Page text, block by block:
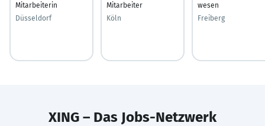
Mitarbeiterin
Düsseldorf
Mitarbeiter
Köln
wesen
Freiberg
XING – Das Jobs-Netzwerk